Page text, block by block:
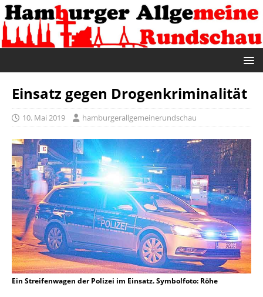
Einsatz gegen Drogenkriminalität
10. Mai 2019 hamburgerallgemeinerundschau
Ein Streifenwagen der Polizei im Einsatz. Symbolfoto: Röhe